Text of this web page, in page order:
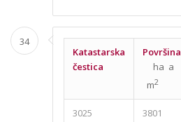
34
Katastarska
čestica
Površina
ha a
m2
3025 3801